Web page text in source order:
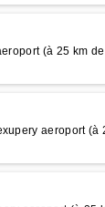
(à 25 km
aeroport (à